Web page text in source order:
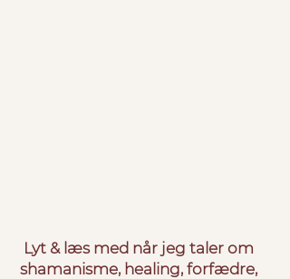
Lyt & læs med når jeg taler om
shamanisme, healing, forfædre,